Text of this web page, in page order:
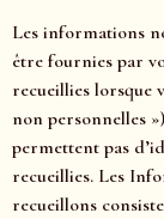
Les informations
être fournies par
recueillies lorsque
non personnelles
permettent pas
recueillies. Les
recueillons